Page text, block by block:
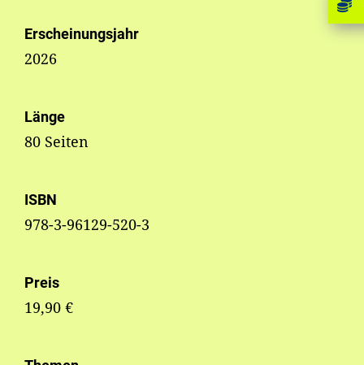
Erscheinungsjahr
2026
Länge
80 Seiten
ISBN
978-3-96129-520-3
Preis
19,90 €